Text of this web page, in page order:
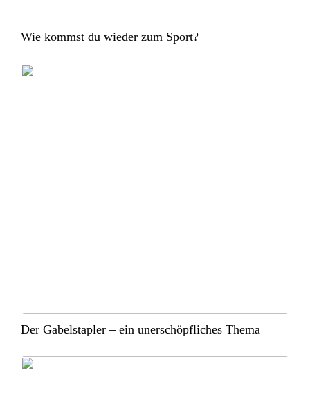
Wie kommst du wieder zum Sport?
Der Gabelstapler – ein unerschöpfliches Thema